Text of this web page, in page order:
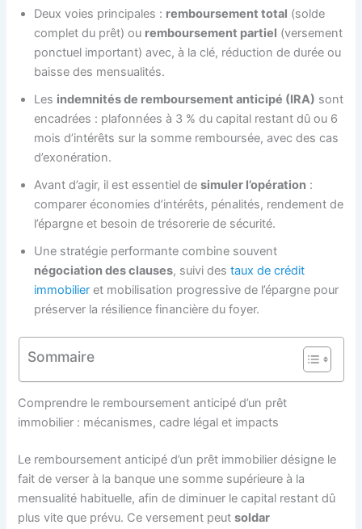
Deux voies principales : remboursement total (solde
complet du prêt) ou remboursement partiel (versement
ponctuel important) avec, à la clé, réduction de durée ou
baisse des mensualités.
Les indemnités de remboursement anticipé (IRA) sont
encadrées : plafonnées à 3 % du capital restant dû ou 6
mois d’intérêts sur la somme remboursée, avec des cas
d’exonération.
Avant d’agir, il est essentiel desimuler l’opération :
comparer économies d’intérêts, pénalités, rendement de
l’épargne et besoin de trésorerie de sécurité.
Une stratégie performante combine souvent
négociation des clauses, suivi destaux de crédit
immobilier et mobilisation progressive de l’épargne pour
préserver la résilience financière du foyer.
Sommaire
Comprendre le remboursement anticipé d’un prêt
immobilier : mécanismes, cadre légal et impacts
Le remboursement anticipé d’un prêt immobilier désigne le
fait de verser à la banque une somme supérieure à la
mensualité habituelle, afin de diminuer le capital restant dû
plus vite que prévu. Ce versement peutsoldar